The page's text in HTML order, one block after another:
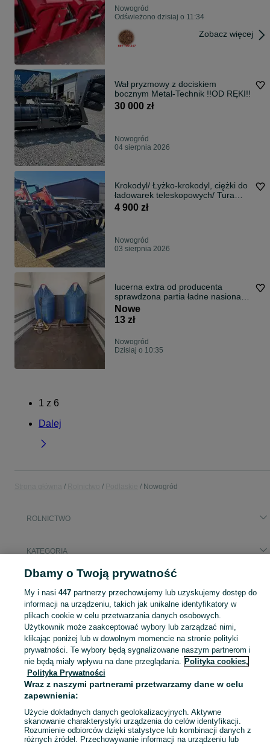
Nowogród
Odświeżono dzisiaj o 11:34
Zobacz więcej
Wał pryzmowy z dociskiem
bocznym Metal-Technik !!OD RĘKI!!
30 000 zł
Nowogród
04 sierpnia 2026
Krokodyl/ Łyżko-krokodyl, ciężki do
ładowarek teleskopowych/ Tura
ciągnika/ Manitou/ Merlo/ JCB
4 900 zł
Nowogród
03 sierpnia 2026
lucerna extra od producenta
sprawdzona partia ładne nasiona
bez śmieci
Nowe
13 zł
Nowogród
Dzisiaj o 10:35
1 z 6
Dalej
Nowogród
ROLNICTWO
KATEGORIA
Popularne wyszukiwania
łycha
Sprzedaż artykułów rolniczych Nowogród ▶️ maszyny rolnicze, produkty rolne i inne ✅ Nowe i używane w dobrych cenach ✌ Znajdź oferty na OLX.pl! Zobacz
Mapa kategorii
Mapa miejscowości
Mapa ministron
Popularne wyszukiwania
Dbamy o Twoją prywatność
My i nasi 447partnerzy przechowujemy lub uzyskujemy dostęp do
informacji na urządzeniu, takich jak unikalne identyfikatory w
plikach cookie w celu przetwarzania danych osobowych.
Użytkownik może zaakceptować wybory lub zarządzać nimi,
klikając poniżej lub w dowolnym momencie na stronie polityki
prywatności. Te wybory będą sygnalizowane naszym partnerom i
nie będą miały wpływu na dane przeglądania. Polityka cookies,
Polityka Prywatności
Wraz z naszymi partnerami przetwarzamy dane w celu
zapewnienia:
Użycie dokładnych danych geolokalizacyjnych. Aktywne
skanowanie charakterystyki urządzenia do celów identyfikacji.
Rozumienie odbiorców dzięki statystyce lub kombinacji danych z
różnych źródeł. Przechowywanie informacji na urządzeniu lub